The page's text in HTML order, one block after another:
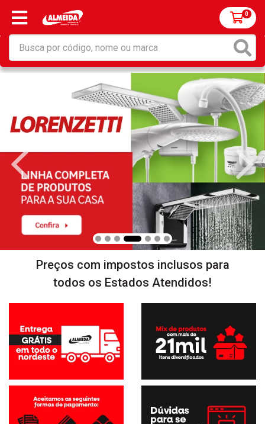
0
Preços com impostos inclusos para
todos os Estados Atendidos!